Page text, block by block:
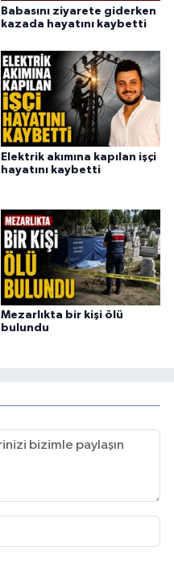
Babasını ziyarete giderken
kazada hayatını kaybetti
Elektrik akımına kapılan işçi
hayatını kaybetti
Mezarlıkta bir kişi ölü
bulundu